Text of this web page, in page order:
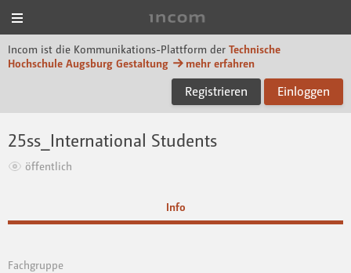
Incom ist die Kommunikations-Plattform der Technische
Hochschule Augsburg Gestaltung
mehr erfahren
Registrieren Einloggen
25ss_International Students
öffentlich
Info
Fachgruppe